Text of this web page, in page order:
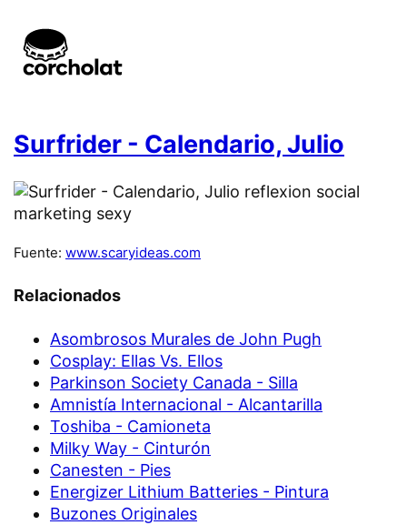
Surfrider - Calendario, Julio
Fuente: www.scaryideas.com
Relacionados
Asombrosos Murales de John Pugh
Cosplay: Ellas Vs. Ellos
Parkinson Society Canada - Silla
Amnistía Internacional - Alcantarilla
Toshiba - Camioneta
Milky Way - Cinturón
Canesten - Pies
Energizer Lithium Batteries - Pintura
Buzones Originales